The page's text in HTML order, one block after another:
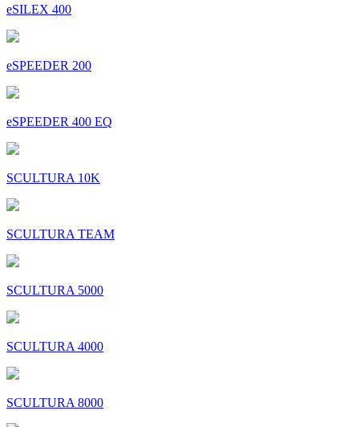
eSILEX 400
eSPEEDER 200
eSPEEDER 400 EQ
SCULTURA 10K
SCULTURA TEAM
SCULTURA 5000
SCULTURA 4000
SCULTURA 8000